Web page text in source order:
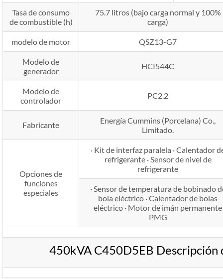
Tasa de consumo
de combustible (h)
75.7 litros (bajo carga normal y 100%
carga)
modelo de motor QSZ13-G7
Modelo de
generador
HCI544C
Modelo de
controlador
PC2.2
Fabricante
Energía Cummins (Porcelana) Co.,
Limitado.
Opciones de
funciones
especiales
· Kit de interfaz paralela · Calentador
refrigerante · Sensor de nivel de
refrigerante
· Sensor de temperatura de bobinado
bola eléctrico · Calentador de bolas
eléctrico · Motor de imán permanente
PMG
450kVA C450D5EB Descripción